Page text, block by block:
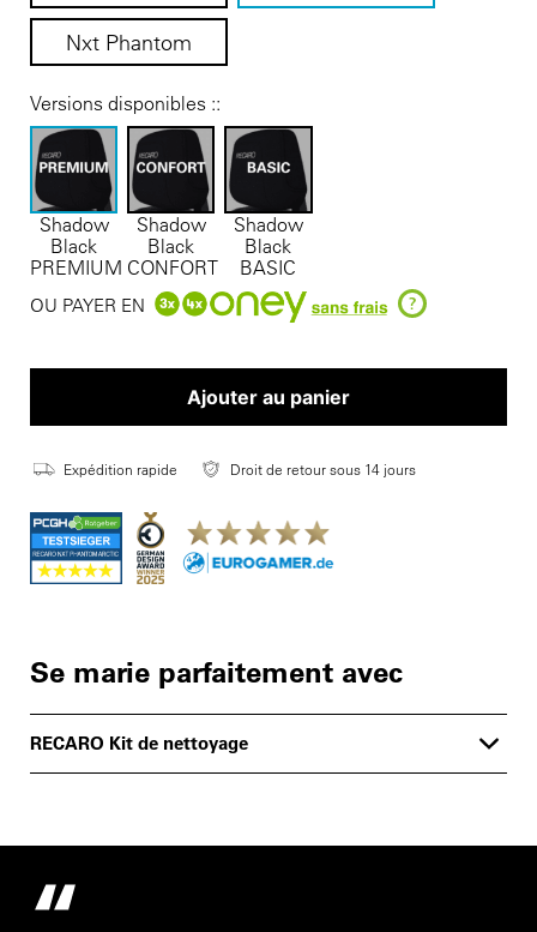
Nxt Phantom
Versions disponibles ::
Shadow
Black
PREMIUM
Shadow
Black
CONFORT
Shadow
Black
BASIC
OU PAYER EN ?
Ajouter au panier
Expédition rapide Droit de retour sous 14 jours
Se marie parfaitement avec
RECARO Kit de nettoyage